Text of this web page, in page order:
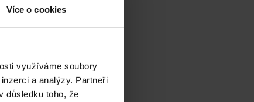
Více o cookies
využíváme soubory
a analýzy. Partneři
důsledku toho, že